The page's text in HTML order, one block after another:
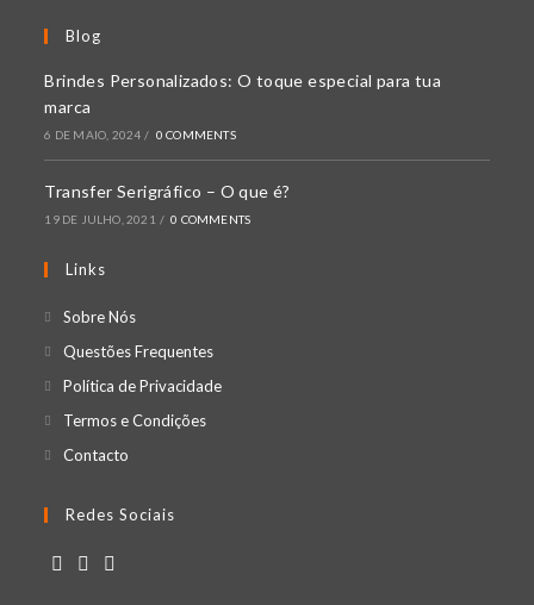
Blog
Brindes Personalizados: O toque especial para tua
marca
6 DE MAIO, 2024 / 0 COMMENTS
Transfer Serigráfico – O que é?
19 DE JULHO, 2021 / 0 COMMENTS
Links
Sobre NósOpens
in
Questões FrequentesOpens
in
Política de PrivacidadeOpens
Termos e CondiçõesOpens
Contacto
a
Redes Sociais